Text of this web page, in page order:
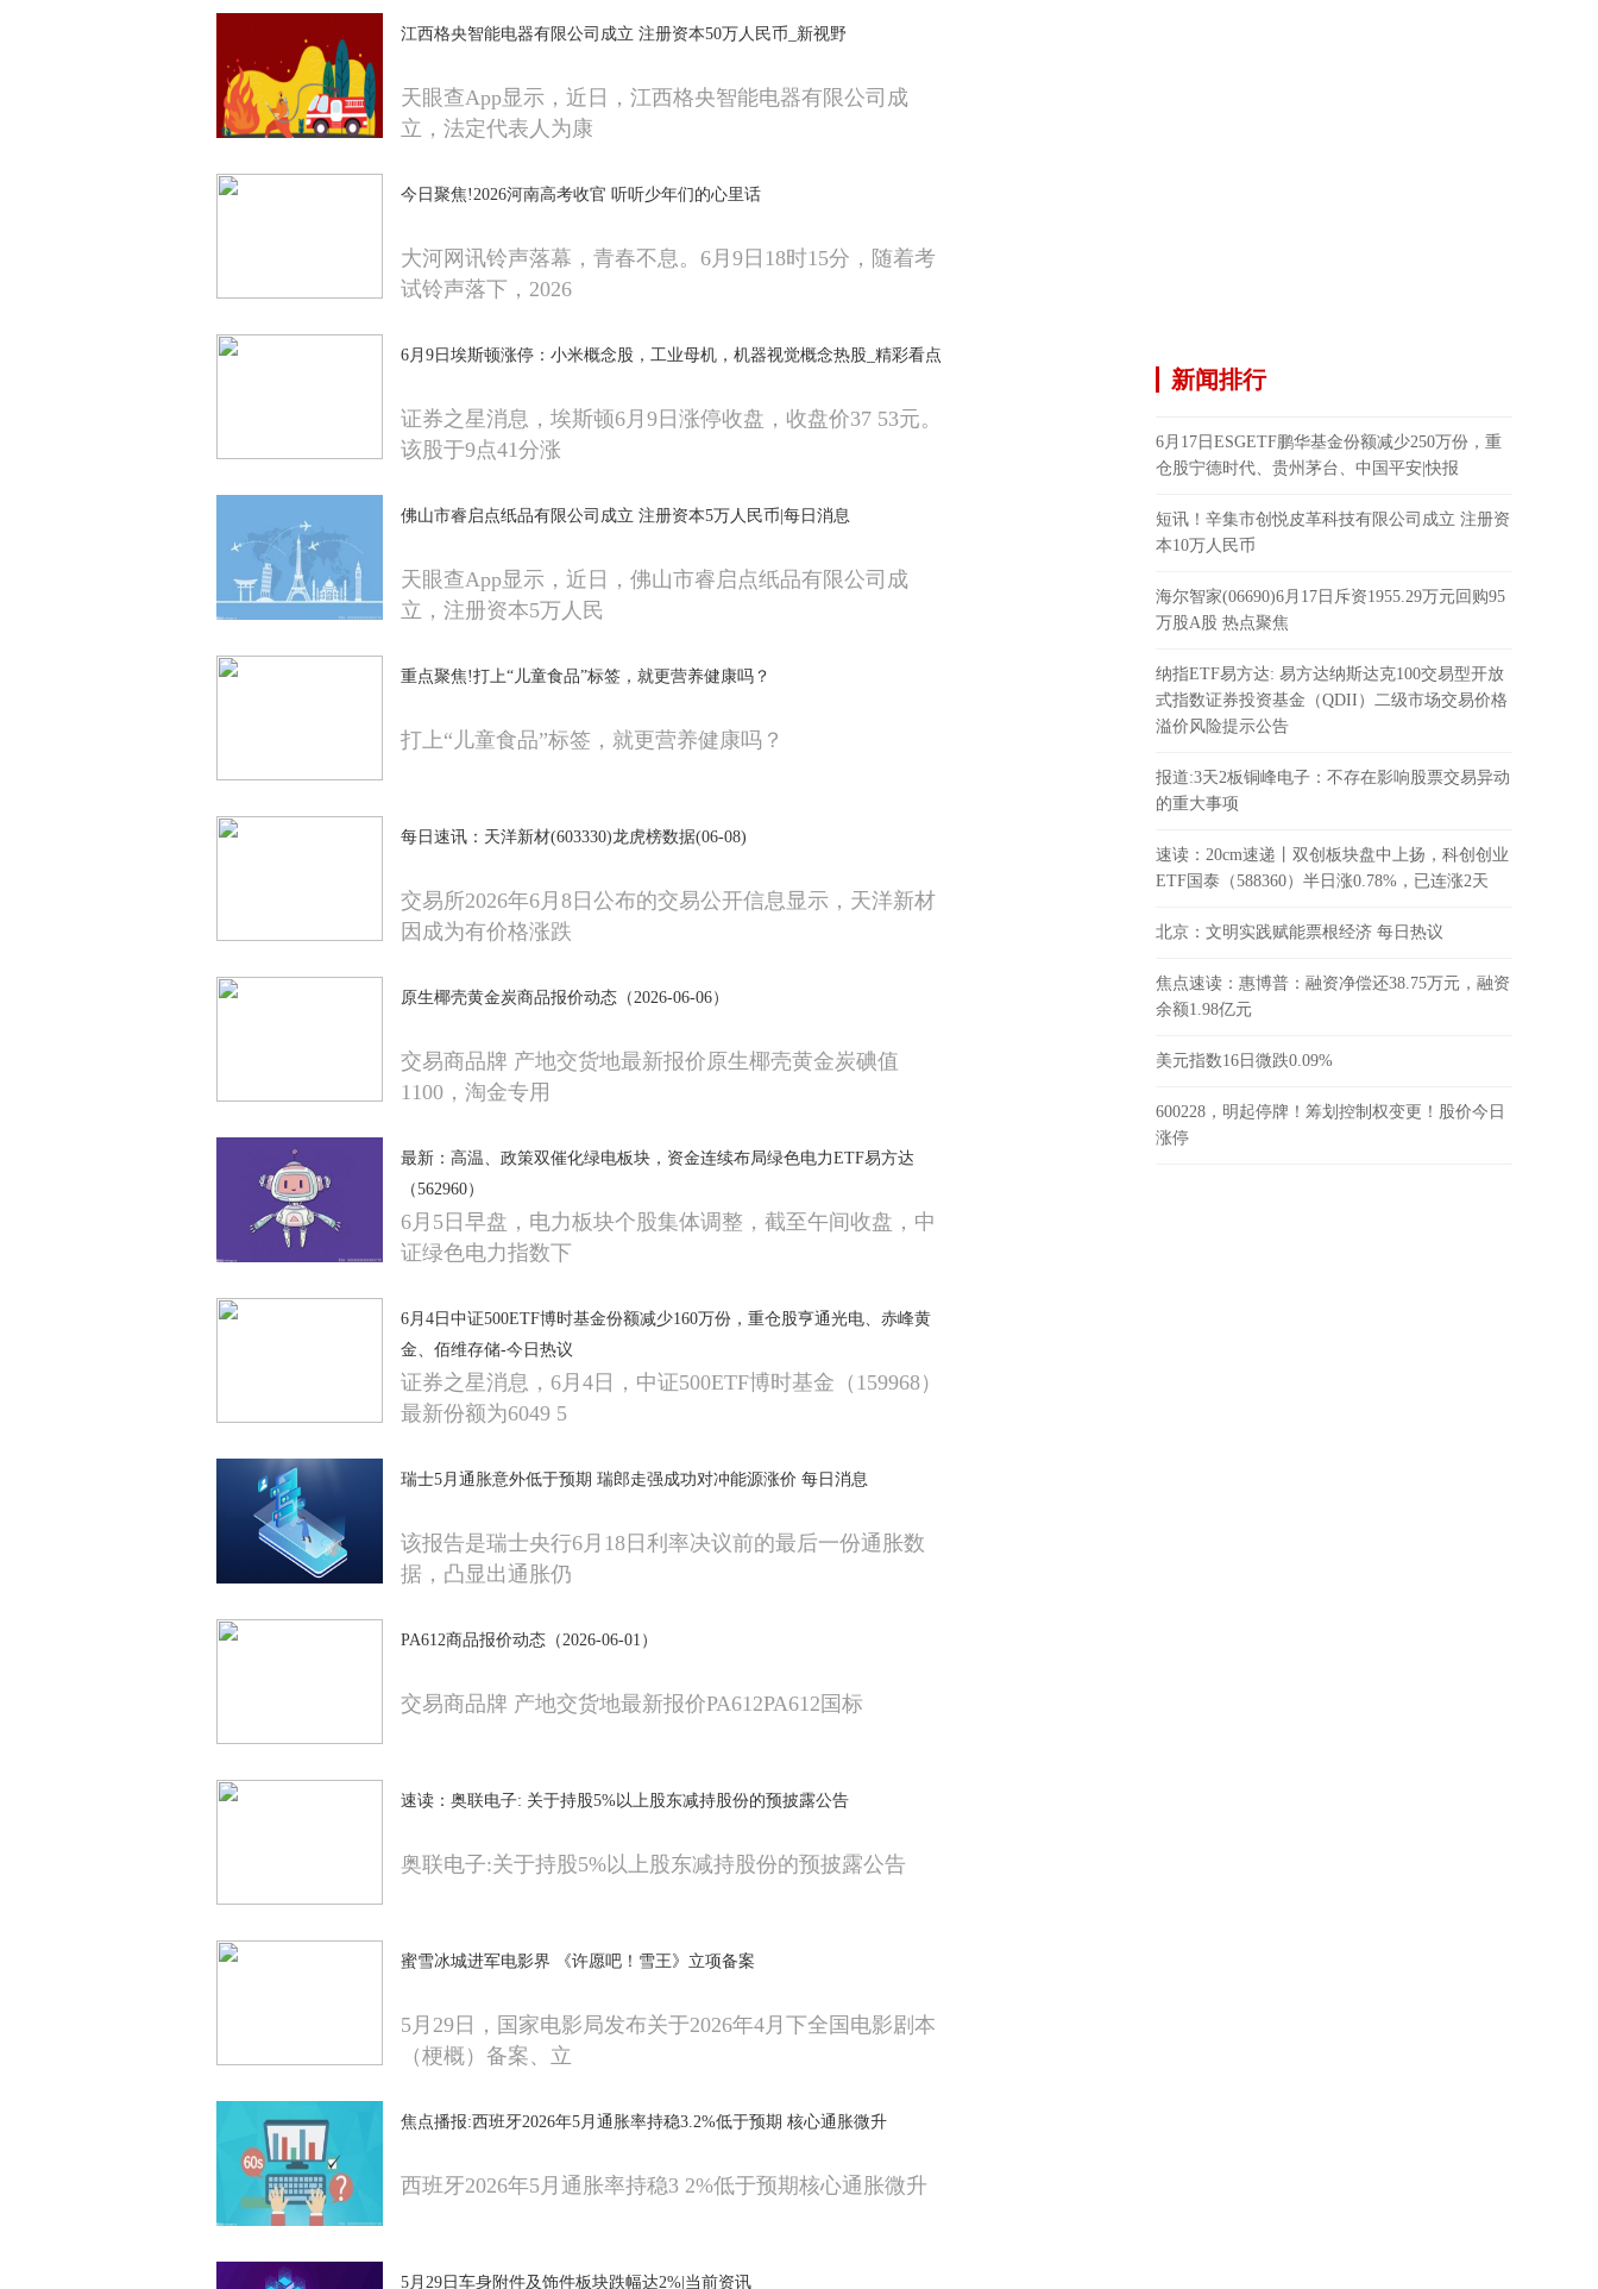
江西格央智能电器有限公司成立 注册资本50万人民币_新视野
天眼查App显示，近日，江西格央智能电器有限公司成
立，法定代表人为康
今日聚焦!2026河南高考收官 听听少年们的心里话
大河网讯铃声落幕，青春不息。6月9日18时15分，随着考
试铃声落下，2026
6月9日埃斯顿涨停：小米概念股，工业母机，机器视觉概念热股_精彩看点
证券之星消息，埃斯顿6月9日涨停收盘，收盘价37 53元。
该股于9点41分涨
佛山市睿启点纸品有限公司成立 注册资本5万人民币|每日消息
天眼查App显示，近日，佛山市睿启点纸品有限公司成
立，注册资本5万人民
重点聚焦!打上“儿童食品”标签，就更营养健康吗？
打上“儿童食品”标签，就更营养健康吗？
每日速讯：天洋新材(603330)龙虎榜数据(06-08)
交易所2026年6月8日公布的交易公开信息显示，天洋新材
因成为有价格涨跌
原生椰壳黄金炭商品报价动态（2026-06-06）
交易商品牌 产地交货地最新报价原生椰壳黄金炭碘值
1100，淘金专用
最新：高温、政策双催化绿电板块，资金连续布局绿色电力ETF易方达
（562960）
6月5日早盘，电力板块个股集体调整，截至午间收盘，中
证绿色电力指数下
6月4日中证500ETF博时基金份额减少160万份，重仓股亨通光电、赤峰黄
金、佰维存储-今日热议
证券之星消息，6月4日，中证500ETF博时基金（159968）
最新份额为6049 5
瑞士5月通胀意外低于预期 瑞郎走强成功对冲能源涨价 每日消息
该报告是瑞士央行6月18日利率决议前的最后一份通胀数
据，凸显出通胀仍
PA612商品报价动态（2026-06-01）
交易商品牌 产地交货地最新报价PA612PA612国标
速读：奥联电子: 关于持股5%以上股东减持股份的预披露公告
奥联电子:关于持股5%以上股东减持股份的预披露公告
蜜雪冰城进军电影界 《许愿吧！雪王》立项备案
5月29日，国家电影局发布关于2026年4月下全国电影剧本
（梗概）备案、立
焦点播报:西班牙2026年5月通胀率持稳3.2%低于预期 核心通胀微升
西班牙2026年5月通胀率持稳3 2%低于预期核心通胀微升
5月29日车身附件及饰件板块跌幅达2%|当前资讯
新闻排行
6月17日ESGETF鹏华基金份额减少250万份，重
仓股宁德时代、贵州茅台、中国平安|快报
短讯！辛集市创悦皮革科技有限公司成立 注册资
本10万人民币
海尔智家(06690)6月17日斥资1955.29万元回购95
万股A股 热点聚焦
纳指ETF易方达: 易方达纳斯达克100交易型开放
式指数证券投资基金（QDII）二级市场交易价格
溢价风险提示公告
报道:3天2板铜峰电子：不存在影响股票交易异动
的重大事项
速读：20cm速递丨双创板块盘中上扬，科创创业
ETF国泰（588360）半日涨0.78%，已连涨2天
北京：文明实践赋能票根经济 每日热议
焦点速读：惠博普：融资净偿还38.75万元，融资
余额1.98亿元
美元指数16日微跌0.09%
600228，明起停牌！筹划控制权变更！股价今日
涨停